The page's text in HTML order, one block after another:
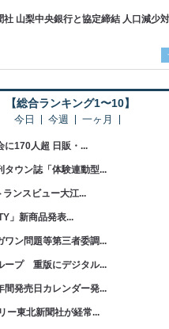
社 山梨中央銀行と協定締結 人口減少
【総合ランキング1〜10】
今日 今週 一ヶ月
に170人超 日販・...
ウン誌「体験連動型...
ンスビュー大江...
」新商品発表...
ン問題等第三者委調...
ープ 重版にデジタル...
発売日カレンダー発...
ー東北新聞社が経常...